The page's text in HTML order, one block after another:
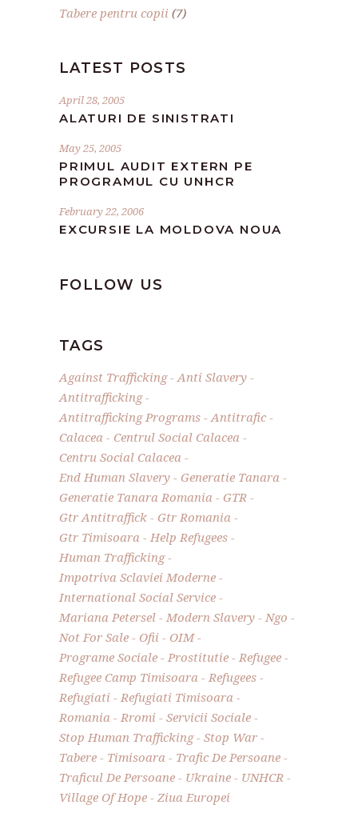
Tabere pentru copii (7)
LATEST POSTS
April 28, 2005
ALATURI DE SINISTRATI
May 25, 2005
PRIMUL AUDIT EXTERN PE
PROGRAMUL CU UNHCR
February 22, 2006
EXCURSIE LA MOLDOVA NOUA
FOLLOW US
TAGS
Against Trafficking
Anti Slavery
Antitrafficking
Antitrafficking Programs
Antitrafic
Calacea
Centrul Social Calacea
Centru Social Calacea
End Human Slavery
Generatie Tanara
Generatie Tanara Romania
GTR
Gtr Antitraffick
Gtr Romania
Gtr Timisoara
Help Refugees
Human Trafficking
Impotriva Sclaviei Moderne
International Social Service
Mariana Petersel
Modern Slavery
Ngo
Not For Sale
Ofii
OIM
Programe Sociale
Prostitutie
Refugee
Refugee Camp Timisoara
Refugees
Refugiati
Refugiati Timisoara
Romania
Rromi
Servicii Sociale
Stop Human Trafficking
Stop War
Tabere
Timisoara
Trafic De Persoane
Traficul De Persoane
Ukraine
UNHCR
Village Of Hope
Ziua Europei